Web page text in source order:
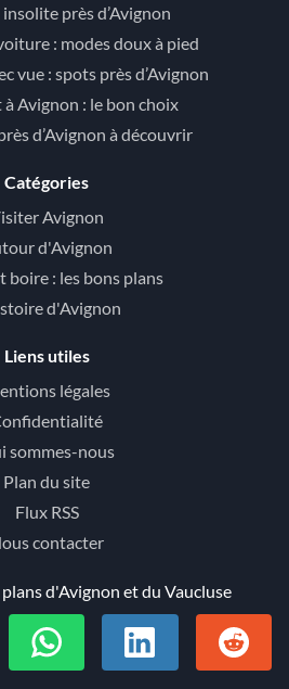
près d’Avignon
: modes doux à pied
vue : spots près d’Avignon
Avignon : le bon choix
d’Avignon à découvrir
Catégories
Avignon
d'Avignon
boire : les bons plans
d'Avignon
Liens utiles
légales
sommes-nous
Plan du site
Flux RSS
contacter
d'Avignon et du Vaucluse